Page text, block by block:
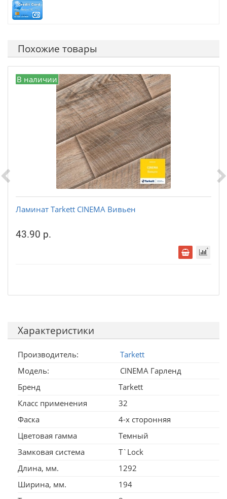
Похожие товары
В наличии
Ламинат Tarkett CINEMA Вивьен
43.90 р.
Характеристики
Производитель:
Tarkett
Модель:
CINEMA Гарленд
Бренд
Tarkett
Класс применения
32
Фаска
4-х сторонняя
Цветовая гамма
Темный
Замковая система
T`Lock
Длина, мм.
1292
Ширина, мм.
194